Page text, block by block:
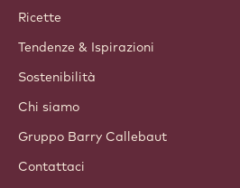
Callebaut
Ricette
Tendenze & Ispirazioni
Sostenibilità
Chi siamo
Gruppo Barry Callebaut
Contattaci